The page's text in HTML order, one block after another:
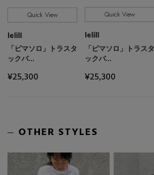
Quick View
lelill
「ピマソロ」トラスタ
ックバ...
¥25,300
Quick View
lelill
「ピマソロ」トラスタ
ックバ...
¥25,300
OTHER STYLES